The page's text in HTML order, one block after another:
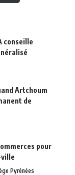
conseille
Artchoum
de
pour
Pyrénées